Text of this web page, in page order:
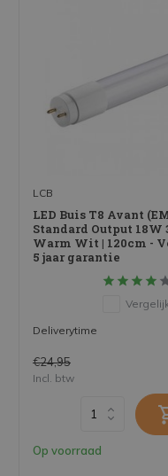
LCB
LED Buis T8 Avant
Standard Output 18W
Warm Wit | 120cm -
5 jaar garantie
Deliverytime
€24,95
Incl. btw
Op voorraad